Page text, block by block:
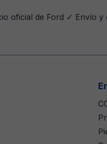
oficial de Ford ✓ Envío